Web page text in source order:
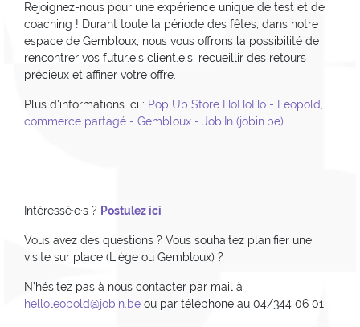
Rejoignez-nous pour une expérience unique de test et de
coaching ! Durant toute la période des fêtes, dans notre
espace de Gembloux, nous vous offrons la possibilité de
rencontrer vos futur.e.s client.e.s, recueillir des retours
précieux et affiner votre offre.
Plus d'informations ici : Pop Up Store HoHoHo - Leopold,
commerce partagé - Gembloux - Job'In (jobin.be)
Intéressé·e·s ? Postulez ici
Vous avez des questions ? Vous souhaitez planifier une
visite sur place (Liège ou Gembloux) ?
N’hésitez pas à nous contacter par mail à
helloleopold@jobin.be ou par téléphone au 04/344 06 01